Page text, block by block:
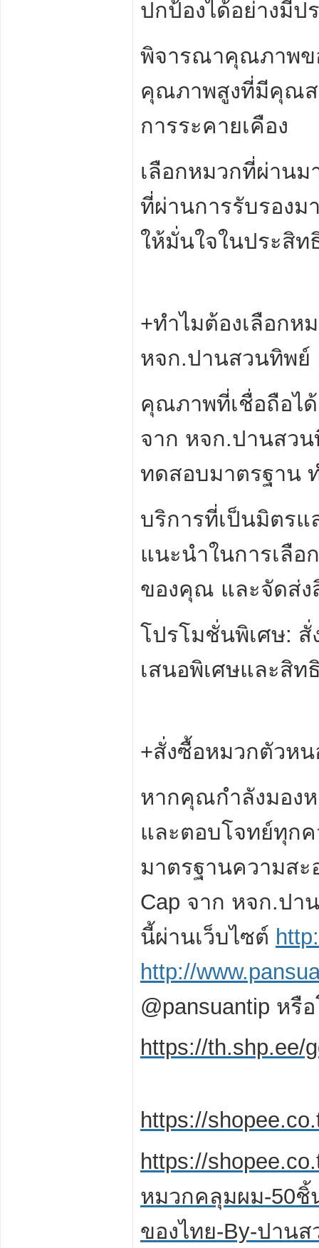
ปกป้องได้อย่างมีป
พิจารณาคุณภาพข
คุณภาพสูงที่มีคุณส
การระคายเคือง
เลือกหมวกที่ผ่านม
ที่ผ่านการรับรองม
ให้มั่นใจในประสิ
+ทำไมต้องเลือกห
หจก.ปานสวนทิพย์
คุณภาพที่เชื่อถือไ
จาก หจก.ปานสว
ทดสอบมาตรฐาน
บริการที่เป็นมิตรแ
แนะนำในการเลื
ของคุณ และจัดส่ง
โปรโมชั่นพิเศษ: สั่
เสนอพิเศษและสิท
+สั่งซื้อหมวกตัวห
หากคุณกำลังมอง
และตอบโจทย์ทุก
มาตรฐานความส
Cap จาก หจก.ปา
นี้ผ่านเว็บไซต์
http://
@pansuantip หรื
https://th.shp.ee/
https://
https://
หมวกคลุมผม-50ชิ้
ของไทย-By-ปานส